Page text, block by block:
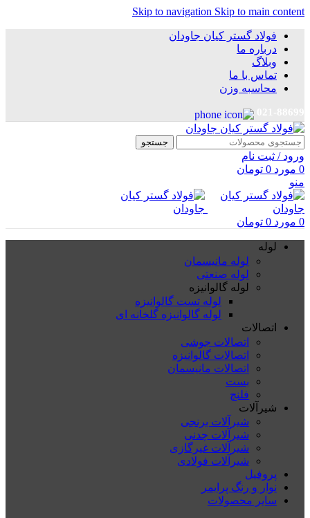
Skip to navigation Skip to main content
فولاد گستر کیان جاودان
درباره ما
وبلاگ
تماس با ما
محاسبه وزن
جستجو
ورود / ثبت نام
0 مورد 0 تومان
منو
0 مورد 0 تومان
لوله
لوله مانیسمان
لوله صنعتی
لوله گالوانیزه
لوله تست گالوانیزه
لوله گالوانیزه گلخانه ای
اتصالات
اتصالات جوشی
اتصالات گالوانیزه
اتصالات مانیسمان
بست
فلنچ
شیرآلات
شیرآلات برنجی
شیرآلات چدنی
شیرآلات غیرگازی
شیرآلات فولادی
پروفیل
نوار و رنگ پرایمر
سایر محصولات